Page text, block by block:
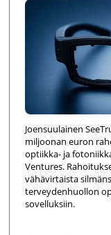
Joensuulainen
miljoonan euron
optiikka- ja
Ventures.
vähävirtaista
terveydenhuollon
sovelluksiin.